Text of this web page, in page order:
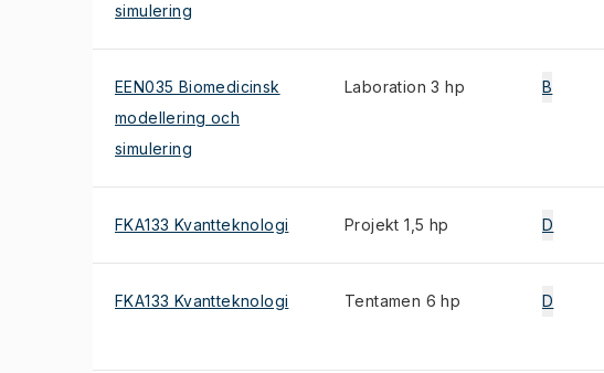
simulering
EEN035 Biomedicinsk
modellering och
simulering
Laboration 3 hp B
FKA133 Kvantteknologi Projekt 1,5 hp D
FKA133 Kvantteknologi Tentamen 6 hp D